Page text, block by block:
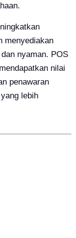
menyediakan
nyaman. POS
nilai
penawaran
lebih